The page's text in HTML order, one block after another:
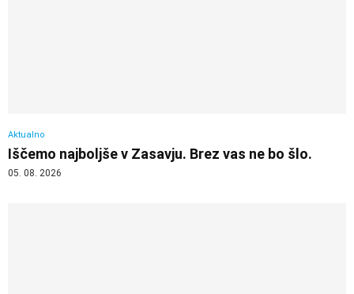
Aktualno
Iščemo najboljše v Zasavju. Brez vas ne bo šlo.
05. 08. 2026